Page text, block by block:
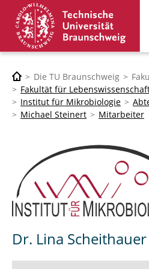
Die TU Braunschweig
Fakultät für
Institut für Mikrobiologie
Michael Steinert
Mitarbeiter
Dr. Lina Scheithauer